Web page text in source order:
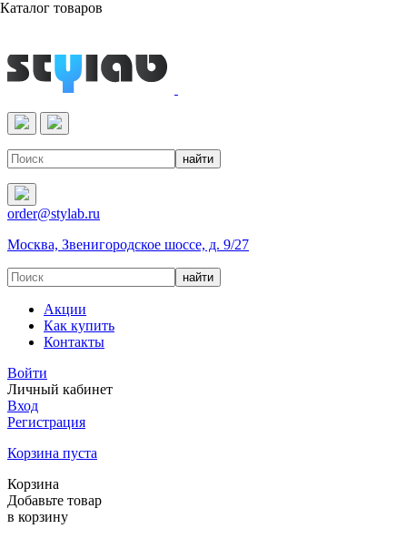
Реактивы & Оборудование
order@stylab.ru
Москва, Звенигородское шоссе, д. 9/27
Акции
Как купить
Контакты
Войти
Личный кабинет
Вход
Регистрация
Корзина пуста
Корзина
Добавьте товар
в корзину
Каталог товаров